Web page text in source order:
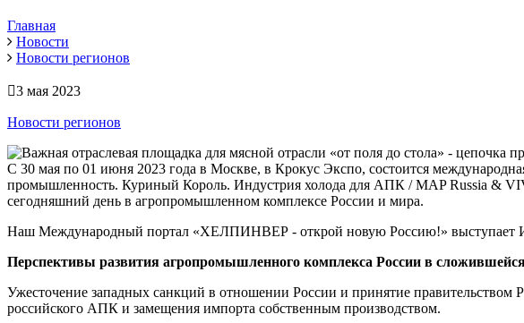
Главная
Новости
Новости регионов
3 мая 2023
Новости регионов
С 30 мая по 01 июня 2023 года в Москве, в Крокус Экспо, состоится
промышленность. Куриный Король. Индустрия холода для АПК / MAP Russia &
сегодняшний день в агропромышленном комплексе России и мира.
Наш Международный портал «ХЕЛПИНВЕР - открой новую Россию!» выступает
Перспективы развития агропромышленного комплекса России в
Ужесточение западных санкций в отношении России и принятие правительством
российского АПК и замещения импорта собственным производством.